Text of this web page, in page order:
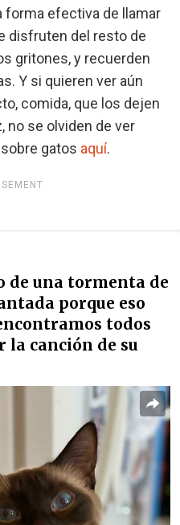
forma efectiva de llamar
disfruten del resto de
gritones, y recuerden
Y si quieren ver aún
comida, que los dejen
no se olviden de ver
gatos aquí.
de una tormenta de
porque eso
todos
la canción de su